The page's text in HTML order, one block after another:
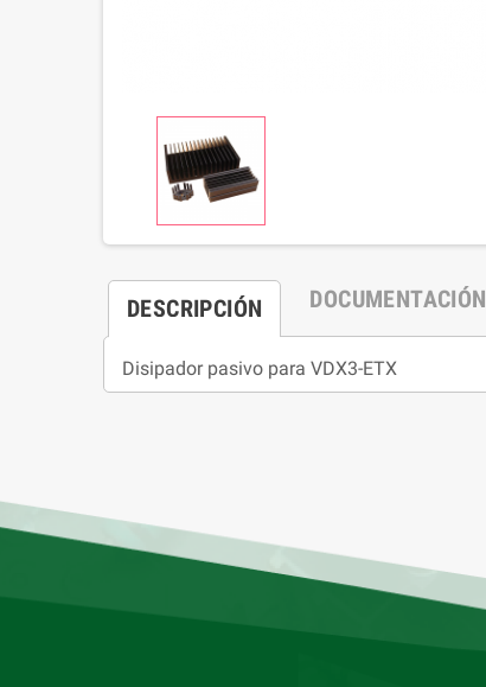
DESCRIPCIÓN DOCUMENTACIÓN
Disipador pasivo para VDX3-ETX